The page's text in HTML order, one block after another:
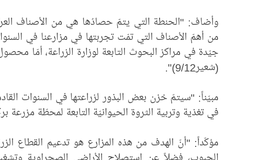
من أهمّ الأصناف التي تمّت تجربتها في مزارعنا في
(شعير9/12)".
مبيّناً: "سيتمّ خزن بعض البذور لزراعتها في السنوات
في تغذية وتربية الثروة الحيوانيّة التابعة لمحطّة
مؤكّداً: "أنّ الهدف من هذه المزارع هو تدعيم القطاع